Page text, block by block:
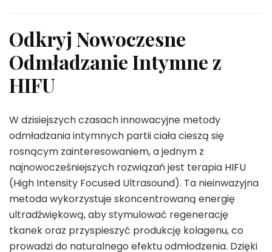
Odkryj Nowoczesne
Odmładzanie Intymne z
HIFU
W dzisiejszych czasach innowacyjne metody
odmładzania intymnych partii ciała cieszą się
rosnącym zainteresowaniem, a jednym z
najnowocześniejszych rozwiązań jest terapia HIFU
(High Intensity Focused Ultrasound). Ta nieinwazyjna
metoda wykorzystuje skoncentrowaną energię
ultradźwiękową, aby stymulować regenerację
tkanek oraz przyspieszyć produkcję kolagenu, co
prowadzi do naturalnego efektu odmłodzenia. Dzięki